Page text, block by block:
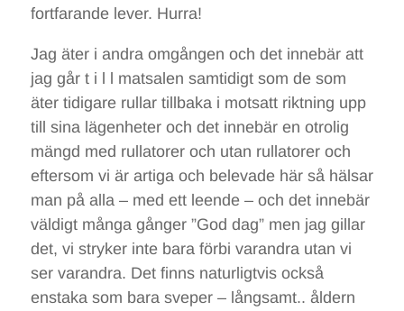
fortfarande lever. Hurra!
Jag äter i andra omgången och det innebär att
jag går t i l l matsalen samtidigt som de som
äter tidigare rullar tillbaka i motsatt riktning upp
till sina lägenheter och det innebär en otrolig
mängd med rullatorer och utan rullatorer och
eftersom vi är artiga och belevade här så hälsar
man på alla – med ett leende – och det innebär
väldigt många gånger ”God dag” men jag gillar
det, vi stryker inte bara förbi varandra utan vi
ser varandra. Det finns naturligtvis också
enstaka som bara sveper – långsamt.. åldern